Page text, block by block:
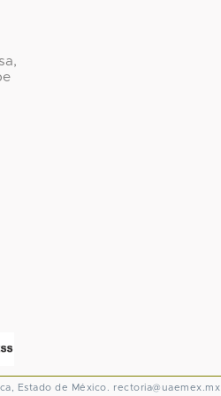
Estado de México. rectoria@uaemex.mx